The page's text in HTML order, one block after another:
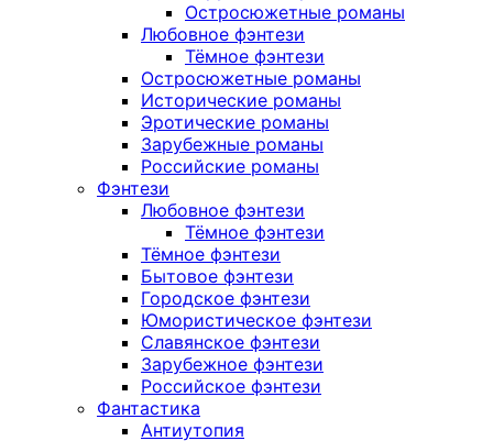
Остросюжетные романы
Любовное фэнтези
Тёмное фэнтези
Остросюжетные романы
Исторические романы
Эротические романы
Зарубежные романы
Российские романы
Фэнтези
Любовное фэнтези
Тёмное фэнтези
Тёмное фэнтези
Бытовое фэнтези
Городское фэнтези
Юмористическое фэнтези
Славянское фэнтези
Зарубежное фэнтези
Российское фэнтези
Фантастика
Антиутопия